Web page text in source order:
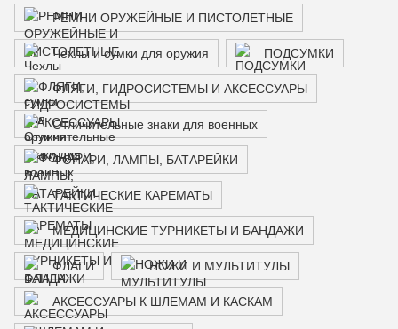
РЕМНИ ОРУЖЕЙНЫЕ И ПИСТОЛЕТНЫЕ
Чехлы и сумки для оружия ПОДСУМКИ
ФЛЯГИ, ГИДРОСИСТЕМЫ И АКСЕССУАРЫ
Отличительные знаки для военных
ФОНАРИ, ЛАМПЫ, БАТАРЕЙКИ
ТАКТИЧЕСКИЕ КАРЕМАТЫ
МЕДИЦИНСКИЕ ТУРНИКЕТЫ И БАНДАЖИ
ФЛАГИ НОЖИ И МУЛЬТИТУЛЫ
АКСЕССУАРЫ К ШЛЕМАМ И КАСКАМ